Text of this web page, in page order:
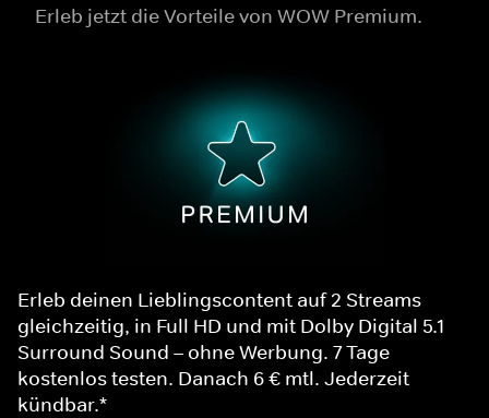
Erleb jetzt die Vorteile von WOW Premium.
Erleb deinen Lieblingscontent auf 2 Streams
gleichzeitig, in Full HD und mit Dolby Digital 5.1
Surround Sound – ohne Werbung. 7 Tage
kostenlos testen. Danach 6 € mtl. Jederzeit
kündbar.*